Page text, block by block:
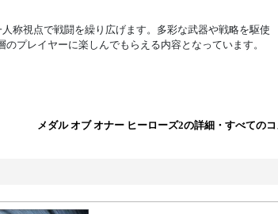
称視点で戦闘を繰り広げます。多彩な武器や戦略を駆使
プレイヤーに楽しんでもらえる内容となっています。
メダル オブ オナー ヒーローズ2の詳細・すべての